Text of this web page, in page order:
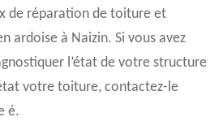
de réparation de toiture et
ardoise à Naizin. Si vous avez
l’état de votre structure
votre toiture, contactez-le
é.